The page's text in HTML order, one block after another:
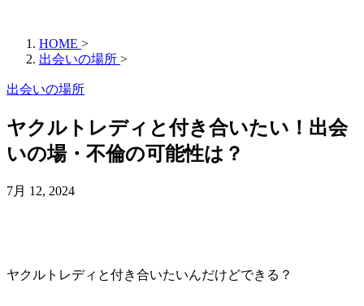
HOME >
出会いの場所 >
出会いの場所
ヤクルトレディと付き合いたい！出会
いの場・不倫の可能性は？
7月 12, 2024
ヤクルトレディと付き合いたいんだけどできる？